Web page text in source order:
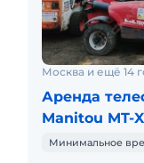
Москва и ещё 14
Аренда
Manitou MT-
Минимальное